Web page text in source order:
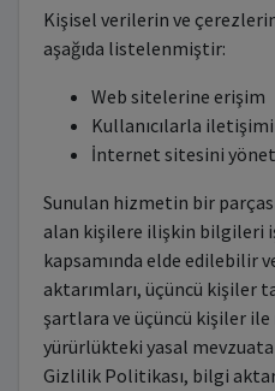
Kişisel verilerin ve
aşağıda listelenmiştir:
Web sitelerine erişim
Kullanıcılarla
İnternet sitesini
Sunulan hizmetin bir
alan kişilere ilişkin bilgileri
kapsamında elde edilebilir
aktarımları, üçüncü kişiler
şartlara ve üçüncü kişiler
yürürlükteki yasal mevzuata
Gizlilik Politikası, bilgi